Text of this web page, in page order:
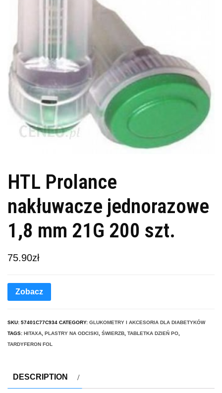
HTL Prolance
nakłuwacze jednorazowe
1,8 mm 21G 200 szt.
75.90zł
Zobacz
SKU: 57401C77C934 CATEGORY: GLUKOMETRY I AKCESORIA DLA DIABETYKÓW
TAGS: HITAXA PLASTRY NA ODCISKI ŚWIERZB TABLETKA DZIEŃ PO
TARDYFERON FOL
DESCRIPTION